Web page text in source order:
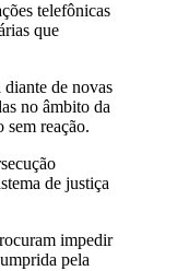
telefônicas
que
diante de novas
no âmbito da
reação.
de justiça
impedir
pela